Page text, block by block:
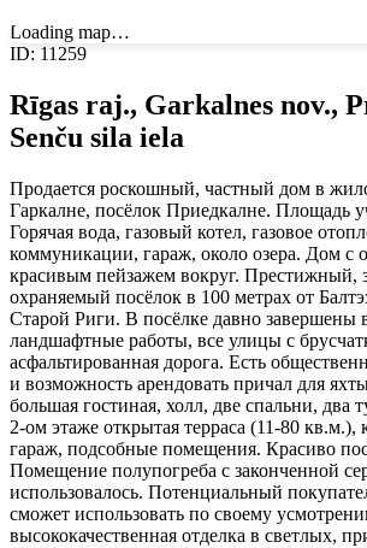
Loading map…
ID: 11259
Rīgas raj., Garkalnes nov.,
Senču sila iela
Продается роскошный, частный дом в
Гаркалне, посёлок Приедкалне. Площадь
Горячая вода, газовый котел, газовое
коммуникации, гараж, около озера. Дом с
красивым пейзажем вокруг. Престижный,
охраняемый посёлок в 100 метрах от
Старой Риги. В посёлке давно завершены
ландшафтные работы, все улицы с
асфальтированная дорога. Есть
и возможность арендовать причал для
большая гостиная, холл, две спальни, два
2-ом этаже открытая терраса (11-80 кв.м.),
гараж, подсобные помещения. Красиво
Помещение полупогреба с законченной
использовалось. Потенциальный
сможет использовать по своему
высококачественная отделка в светлых,